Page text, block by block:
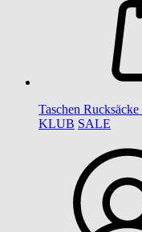
Taschen Rucksäcke
KLUB SALE